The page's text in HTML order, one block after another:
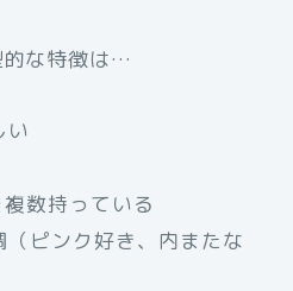
的な特徴は…
い
数持っている
ピンク好き、内またな